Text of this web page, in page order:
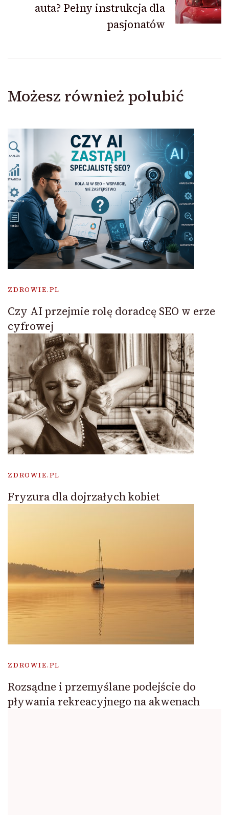
auta? Pełny instrukcja dla
pasjonatów
Możesz również polubić
ZDROWIE.PL
Czy AI przejmie rolę doradcę SEO w erze
cyfrowej
ZDROWIE.PL
Fryzura dla dojrzałych kobiet
ZDROWIE.PL
Rozsądne i przemyślane podejście do
pływania rekreacyjnego na akwenach